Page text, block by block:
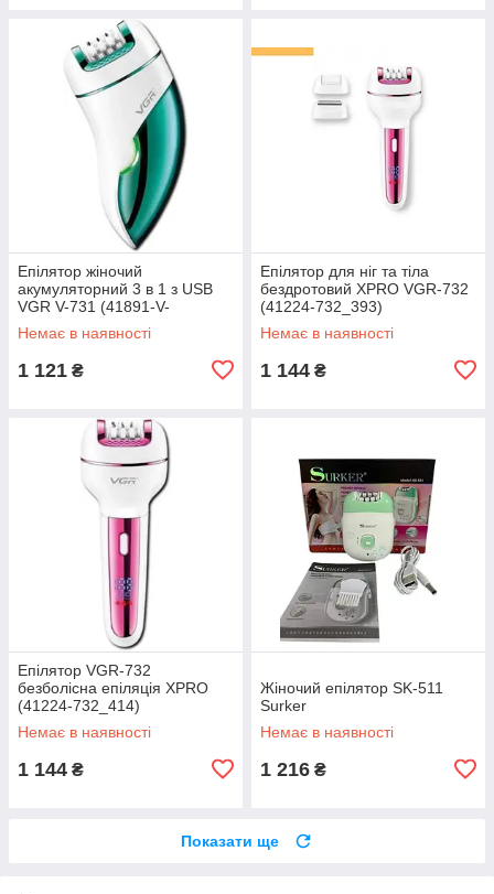
Епілятор жіночий
акумуляторний 3 в 1 з USB
VGR V-731 (41891-V-
731_414)
Немає в наявності
1 121 ₴
Епілятор для ніг та тіла
бездротовий XPRO VGR-732
(41224-732_393)
Немає в наявності
1 144 ₴
Епілятор VGR-732
безболісна епіляція XPRO
(41224-732_414)
Немає в наявності
1 144 ₴
Жіночий епілятор SK-511
Surker
Немає в наявності
1 216 ₴
Показати ще